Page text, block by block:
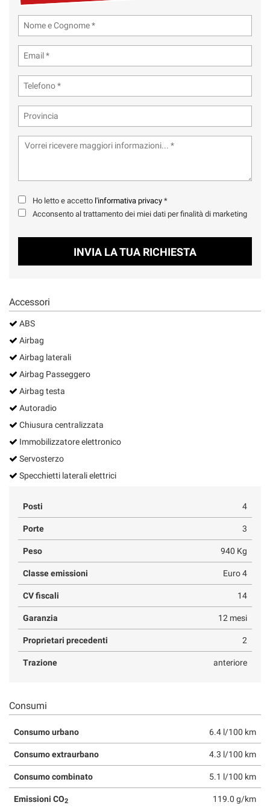
Ho letto e accetto l'informativa privacy *
Acconsento al trattamento dei miei dati per finalità di marketing
INVIA LA TUA RICHIESTA
Accessori
ABS
Airbag
Airbag laterali
Airbag Passeggero
Airbag testa
Autoradio
Chiusura centralizzata
Immobilizzatore elettronico
Servosterzo
Specchietti laterali elettrici
Posti 4
Porte 3
Peso 940 Kg
Classe emissioni Euro 4
CV fiscali 14
Garanzia 12 mesi
Proprietari precedenti 2
Trazione anteriore
Consumi
Consumo urbano 6.4 l/100 km
Consumo extraurbano 4.3 l/100 km
Consumo combinato 5.1 l/100 km
Emissioni CO2 119.0 g/km
Cookie necessari
Cookie delle preferenze
Cookie per il miglioramento dell'esperienza utente
Cookie analitici
Leggi
cookie
impostazioni